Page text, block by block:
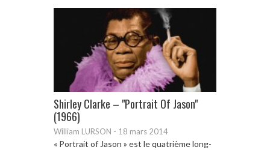
Shirley Clarke – "Portrait Of Jason"
(1966)
William LURSON - 18 mars 2014
« Portrait of Jason » est le quatrième long-